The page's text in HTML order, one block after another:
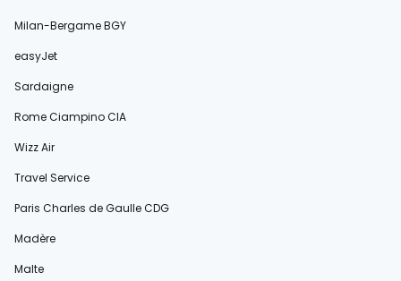
Milan-Bergame BGY
easyJet
Sardaigne
Rome Ciampino CIA
Wizz Air
Travel Service
Paris Charles de Gaulle CDG
Madère
Malte